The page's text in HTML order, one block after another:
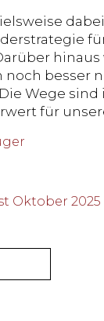
noch besser
Wege
für
Oktober 2025